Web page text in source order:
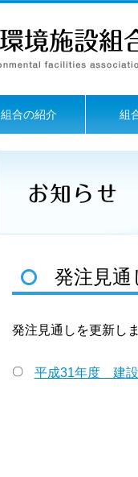
組合の紹介 組
発注見通
発注見通しを更新しま
〇 平成31年度 建設